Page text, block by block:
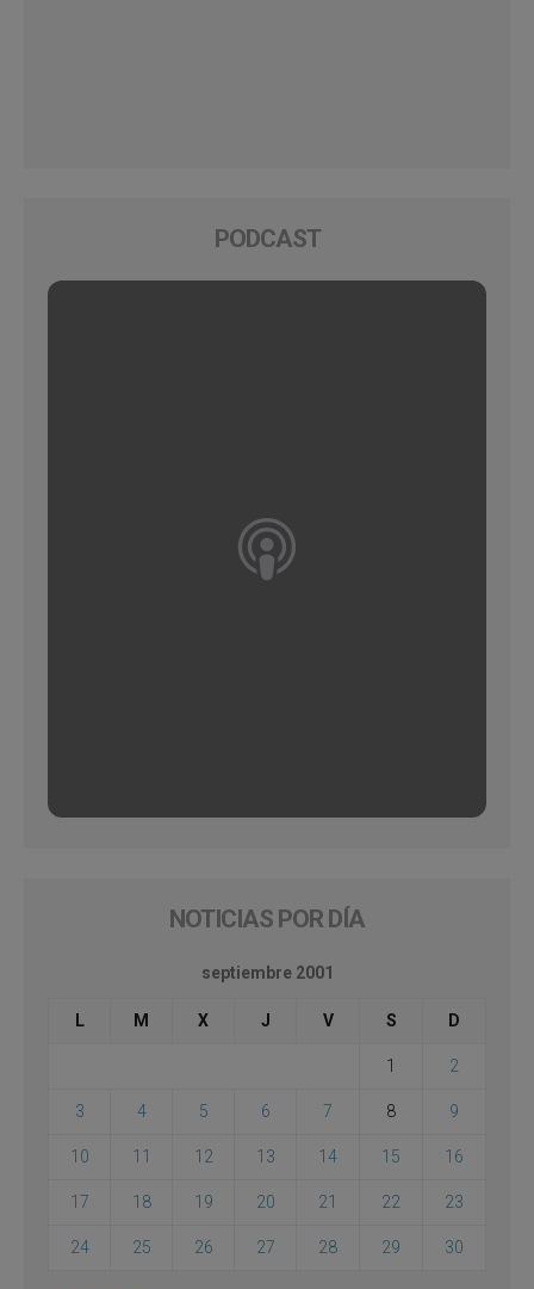
PODCAST
NOTICIAS POR DÍA
septiembre 2001
L M X J V S D
1 2
3 4 5 6 7 8 9
10 11 12 13 14 15 16
17 18 19 20 21 22 23
24 25 26 27 28 29 30